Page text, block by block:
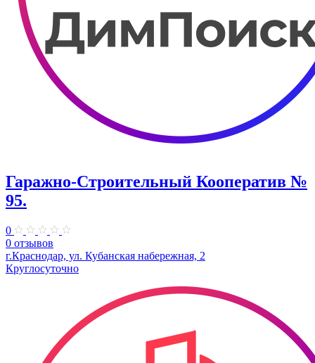
Гаражно-Строительный Кооператив №
95.
0
0 отзывов
г.Краснодар, ул. Кубанская набережная, 2
Круглосуточно